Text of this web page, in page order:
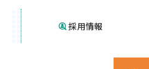
採用情報